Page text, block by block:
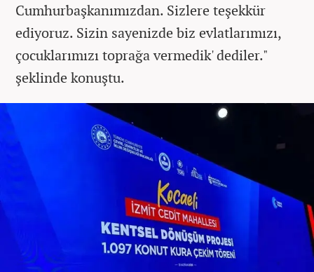
Cumhurbaşkanımızdan. Sizlere teşekkür
ediyoruz. Sizin sayenizde biz evlatlarımızı,
çocuklarımızı toprağa vermedik' dediler."
şeklinde konuştu.